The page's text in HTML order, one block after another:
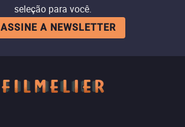
seleção para você.
ASSINE A NEWSLETTER